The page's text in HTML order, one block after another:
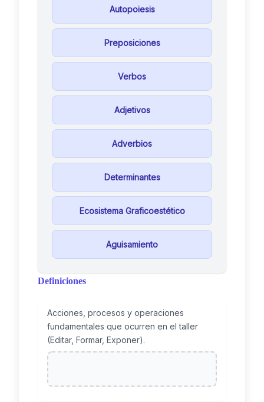
Autopoiesis
Preposiciones
Verbos
Adjetivos
Adverbios
Determinantes
Ecosistema Graficoestético
Aguisamiento
Definiciones
Acciones, procesos y operaciones
fundamentales que ocurren en el taller
(Editar, Formar, Exponer).